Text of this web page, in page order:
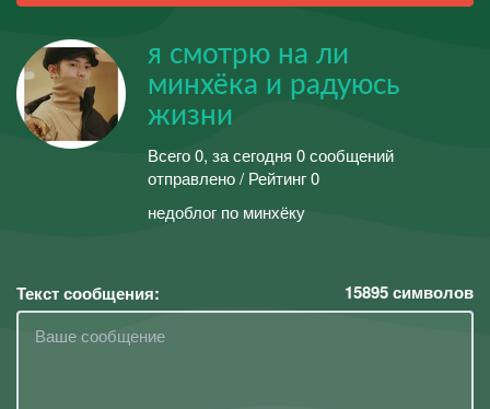
я смотрю на ли
минхёка и радуюсь
жизни
Всего 0, за сегодня 0 сообщений
отправлено / Рейтинг 0
недоблог по минхёку
Текст сообщения: 15895символов